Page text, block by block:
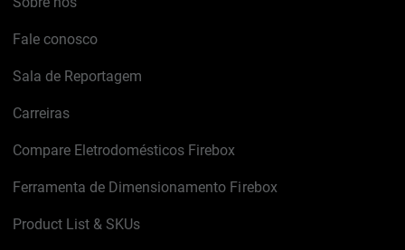
Fale conosco
Sala de Reportagem
Carreiras
Compare Eletrodomésticos Firebox
Ferramenta de Dimensionamento Firebox
Product List & SKUs